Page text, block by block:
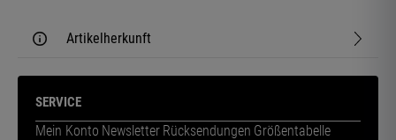
Artikelherkunft
SERVICE
Mein Konto Newsletter Rücksendungen Größentabelle